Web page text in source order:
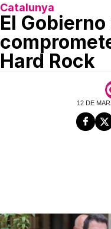
Catalunya
El
Hard Rock
12 DE